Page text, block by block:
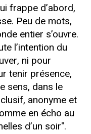
frappe d’abord,
Peu de mots,
entier s’ouvre.
l’intention du
ni pour
tenir présence,
sens, dans le
anonyme et
en écho au
d’un soir".